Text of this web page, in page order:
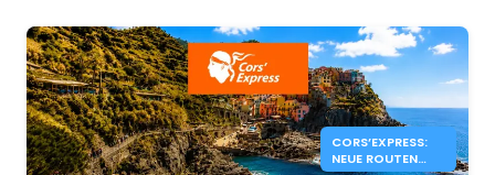
CORS’EXPRESS:
NEUE ROUTEN